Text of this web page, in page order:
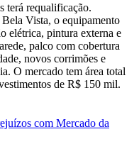
terá requalificação.
Vista, o equipamento
elétrica, pintura externa e
palco com cobertura
novos corrimões e
O mercado tem área total
de R$ 150 mil.
com Mercado da